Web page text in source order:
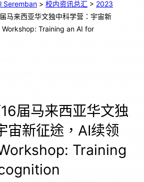
Seremban > 校内资讯总汇 > 2023
马来西亚华文独中科学营：宇宙新
Training an AI for
届马来西亚华文独
宙新征途，AI续领
Training